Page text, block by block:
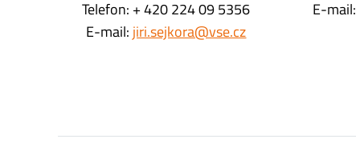
Telefon: + 420 224 09 5356
E-mail: jiri.sejkora@vse.cz
E-mail: